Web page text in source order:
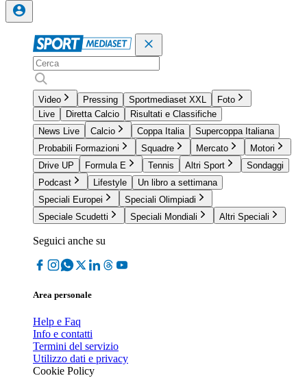
Video Pressing Sportmediaset XXL
Foto
Live
Diretta Calcio
Risultati e Classifiche
News Live
Calcio Coppa Italia
Supercoppa Italiana
Probabili Formazioni
Squadre Mercato
Motori
Drive UP
Formula E Tennis Altri Sport
Sondaggi
Podcast
Lifestyle
Un libro a settimana
Speciali Europei
Speciali Olimpiadi
Speciale Scudetti
Speciali Mondiali Altri Speciali
Seguici anche su
Area personale
Help e Faq
Info e contatti
Termini del servizio
Utilizzo dati e privacy
Cookie Policy